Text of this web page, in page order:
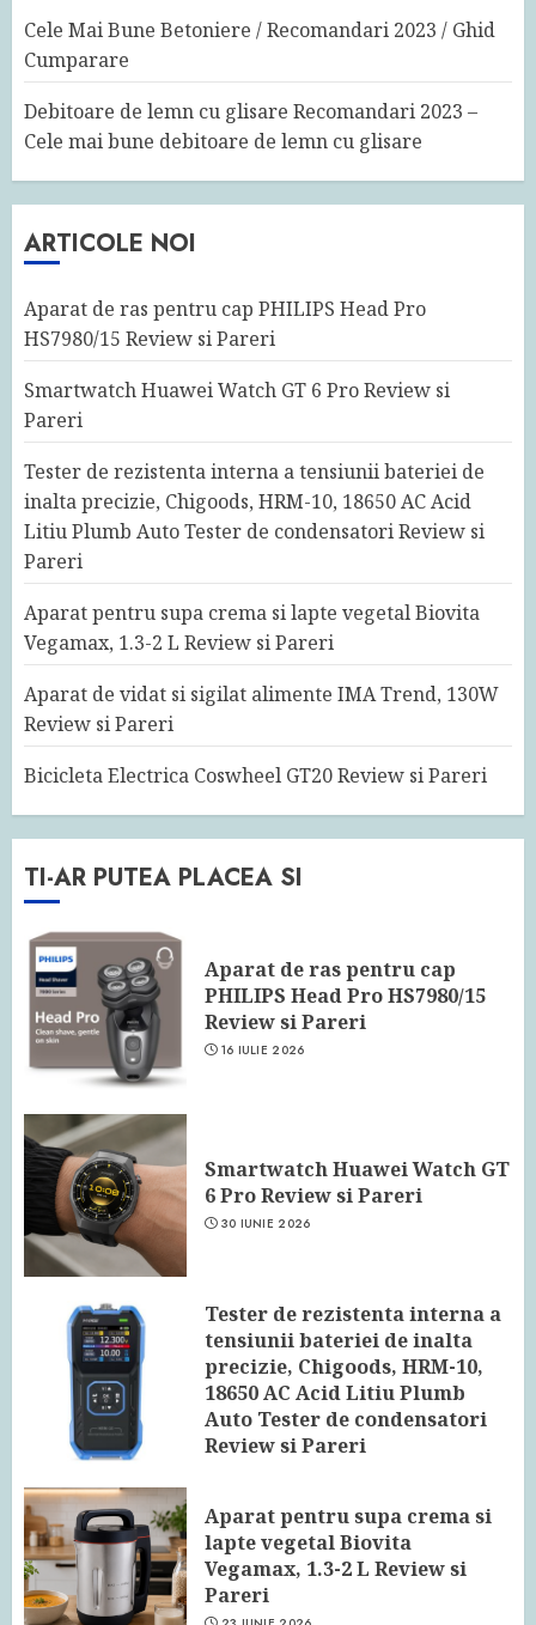
Cele Mai Bune Betoniere / Recomandari 2023 / Ghid
Cumparare
Debitoare de lemn cu glisare Recomandari 2023 –
Cele mai bune debitoare de lemn cu glisare
ARTICOLE NOI
Aparat de ras pentru cap PHILIPS Head Pro
HS7980/15 Review si Pareri
Smartwatch Huawei Watch GT 6 Pro Review si
Pareri
Tester de rezistenta interna a tensiunii bateriei de
inalta precizie, Chigoods, HRM-10, 18650 AC Acid
Litiu Plumb Auto Tester de condensatori Review si
Pareri
Aparat pentru supa crema si lapte vegetal Biovita
Vegamax, 1.3-2 L Review si Pareri
Aparat de vidat si sigilat alimente IMA Trend, 130W
Review si Pareri
Bicicleta Electrica Coswheel GT20 Review si Pareri
TI-AR PUTEA PLACEA SI
Aparat de ras pentru cap
PHILIPS Head Pro HS7980/15
Review si Pareri
16 IULIE 2026
Smartwatch Huawei Watch GT
6 Pro Review si Pareri
30 IUNIE 2026
Tester de rezistenta interna a
tensiunii bateriei de inalta
precizie, Chigoods, HRM-10,
18650 AC Acid Litiu Plumb
Auto Tester de condensatori
Review si Pareri
Aparat pentru supa crema si
lapte vegetal Biovita
Vegamax, 1.3-2 L Review si
Pareri